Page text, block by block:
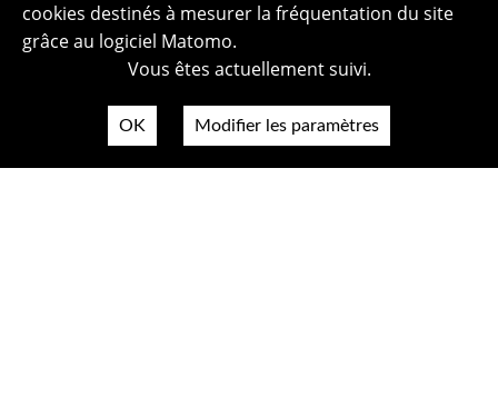
cookies destinés à mesurer la fréquentation du site
grâce au logiciel Matomo.
Vous êtes actuellement suivi.
OK Modifier les paramètres